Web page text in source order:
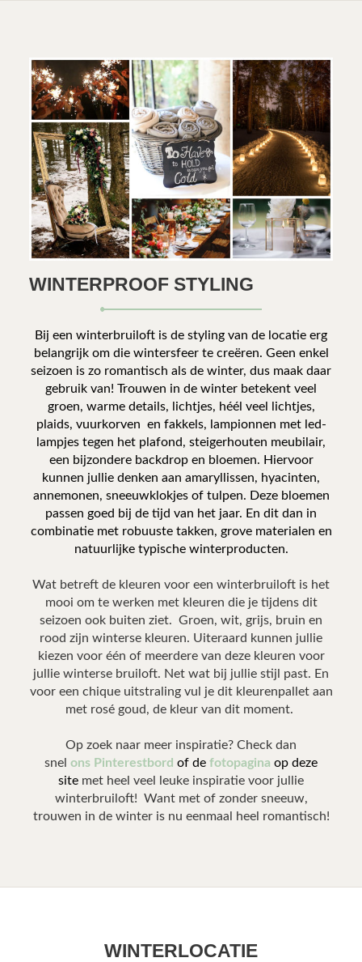
WINTERPROOF STYLING
Bij een winterbruiloft is de styling van de locatie erg
belangrijk om die wintersfeer te creëren. Geen enkel
seizoen is zo romantisch als de winter, dus maak daar
gebruik van! Trouwen in de winter betekent veel
groen, warme details, lichtjes, héél veel lichtjes,
plaids, vuurkorven en fakkels, lampionnen met led-
lampjes tegen het plafond, steigerhouten meubilair,
een bijzondere backdrop en bloemen. Hiervoor
kunnen jullie denken aan amaryllissen, hyacinten,
annemonen, sneeuwklokjes of tulpen. Deze bloemen
passen goed bij de tijd van het jaar. En dit dan in
combinatie met robuuste takken, grove materialen en
natuurlijke typische winterproducten.
Wat betreft de kleuren voor een winterbruiloft is het
mooi om te werken met kleuren die je tijdens dit
seizoen ook buiten ziet. Groen, wit, grijs, bruin en
rood zijn winterse kleuren. Uiteraard kunnen jullie
kiezen voor één of meerdere van deze kleuren voor
jullie winterse bruiloft. Net wat bij jullie stijl past. En
voor een chique uitstraling vul je dit kleurenpallet aan
met rosé goud, de kleur van dit moment.
Op zoek naar meer inspiratie? Check dan
snel ons Pinterestbord of de fotopagina op deze
site met heel veel leuke inspiratie voor jullie
winterbruiloft! Want met of zonder sneeuw,
trouwen in de winter is nu eenmaal heel romantisch!
WINTERLOCATIE